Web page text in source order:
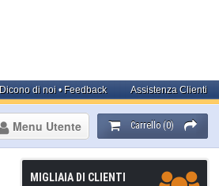
Assistenza Clienti
Dicono di noi • Feedback
Carrello (0)
Menu Utente
MIGLIAIA DI CLIENTI